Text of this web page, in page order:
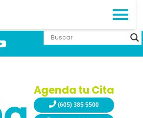
Agenda tu Cita
(605) 385 5500